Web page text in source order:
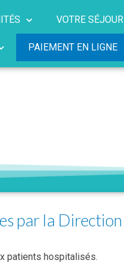
VOTRE SÉJOUR
PAIEMENT EN LIGNE
par la Direction
patients hospitalisés.